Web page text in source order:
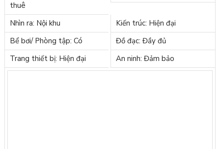
thuê
Nhìn ra: Nội khu
Kiến trúc: Hiện đại
Bể bơi/ Phòng tập: Có
Đồ đạc: Đầy đủ
Trang thiết bị: Hiện đại
An ninh: Đảm bảo